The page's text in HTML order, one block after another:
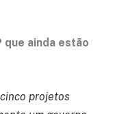
que ainda estão
projetos